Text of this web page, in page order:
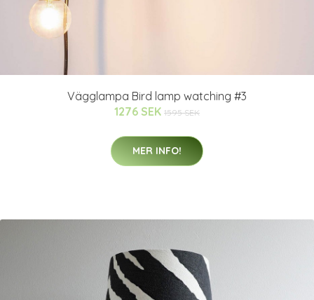
Vägglampa Bird lamp watching #3
1276 SEK 1595 SEK
MER INFO!